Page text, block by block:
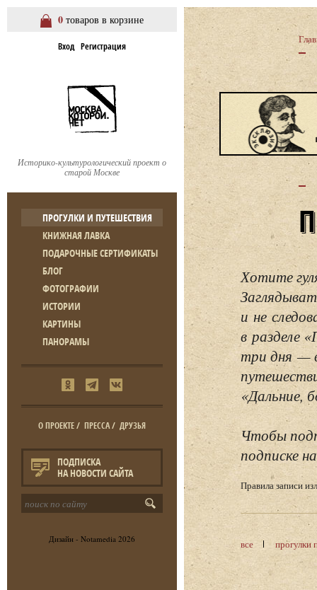
0 товаров в корзине
Вход Регистрация
Историко-культурологический проект о
старой Москве
ПРОГУЛКИ И ПУТЕШЕСТВИЯ
КНИЖНАЯ ЛАВКА
ПОДАРОЧНЫЕ СЕРТИФИКАТЫ
БЛОГ
ФОТОГРАФИИ
ИСТОРИИ
КАРТИНЫ
ПАНОРАМЫ
О ПРОЕКТЕ/ ПРЕССА/ ДРУЗЬЯ
ПОДПИСКА
НА НОВОСТИ САЙТА
Дизайн - Notamedia 2026
Хотите
и не
в разделе
три дня —
«Дальние,
Чтобы
подписке
Правила записи
все прогулки